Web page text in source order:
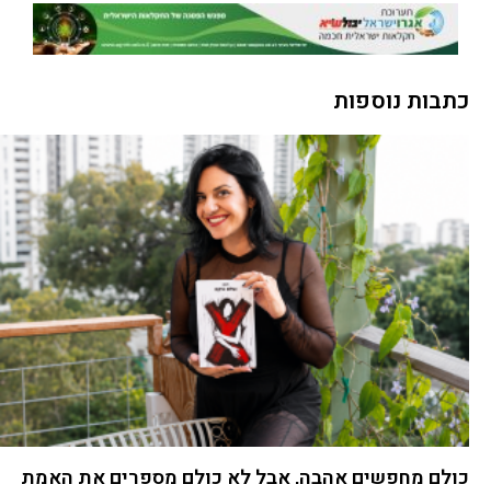
כתבות נוספות
כולם מחפשים אהבה, אבל לא כולם מספרים את האמת